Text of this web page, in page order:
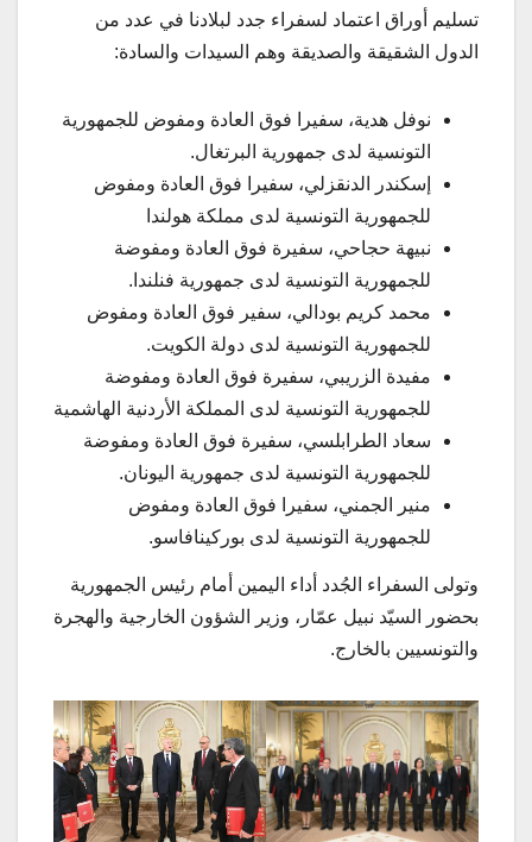
تسليم أوراق اعتماد لسفراء جدد لبلادنا في عدد من
الدول الشقيقة والصديقة وهم السيدات والسادة:
نوفل هدية، سفيرا فوق العادة ومفوض للجمهورية
التونسية لدى جمهورية البرتغال.
إسكندر الدنقزلي، سفيرا فوق العادة ومفوض
للجمهورية التونسية لدى مملكة هولندا
نبيهة حجاحي، سفيرة فوق العادة ومفوضة
للجمهورية التونسية لدى جمهورية فنلندا.
محمد كريم بودالي، سفير فوق العادة ومفوض
للجمهورية التونسية لدى دولة الكويت.
مفيدة الزريبي، سفيرة فوق العادة ومفوضة
للجمهورية التونسية لدى المملكة الأردنية الهاشمية
سعاد الطرابلسي، سفيرة فوق العادة ومفوضة
للجمهورية التونسية لدى جمهورية اليونان.
منير الجمني، سفيرا فوق العادة ومفوض
للجمهورية التونسية لدى بوركينافاسو.
وتولى السفراء الجُدد أداء اليمين أمام رئيس الجمهورية
بحضور السيّد نبيل عمّار، وزير الشؤون الخارجية والهجرة
والتونسيين بالخارج.